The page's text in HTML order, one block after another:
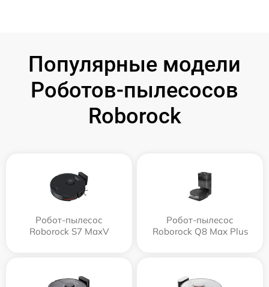
Популярные модели
Роботов-пылесосов
Roborock
Робот-пылесос
Roborock S7 MaxV
Робот-пылесос
Roborock Q8 Max Plus